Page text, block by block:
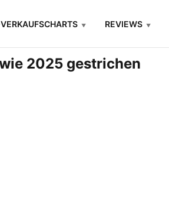
REVIEWS
2025 gestrichen